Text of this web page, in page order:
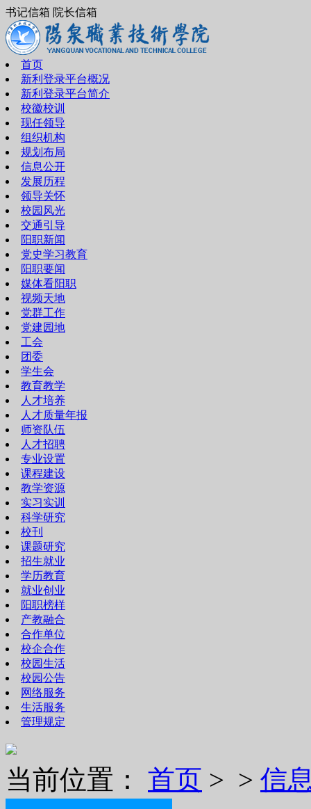
书记信箱 院长信箱
首页
新利登录平台概况
新利登录平台简介
校徽校训
现任领导
组织机构
规划布局
信息公开
发展历程
领导关怀
校园风光
交通引导
阳职新闻
党史学习教育
阳职要闻
媒体看阳职
视频天地
党群工作
党建园地
工会
团委
学生会
教育教学
人才培养
人才质量年报
师资队伍
人才招聘
专业设置
课程建设
教学资源
实习实训
科学研究
校刊
课题研究
招生就业
学历教育
就业创业
阳职榜样
产教融合
合作单位
校企合作
校园生活
校园公告
网络服务
生活服务
管理规定
当前位置： 首页 > > 信